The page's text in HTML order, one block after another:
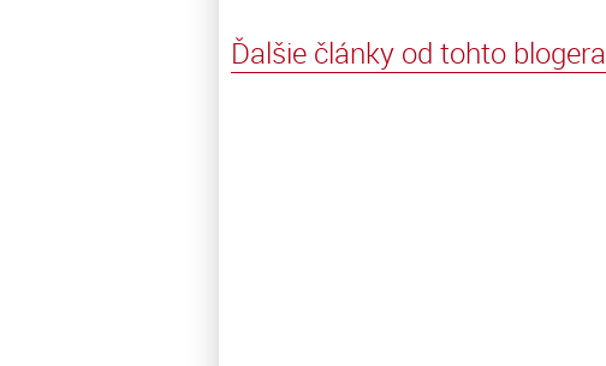
Ďalšie články od tohto blogera